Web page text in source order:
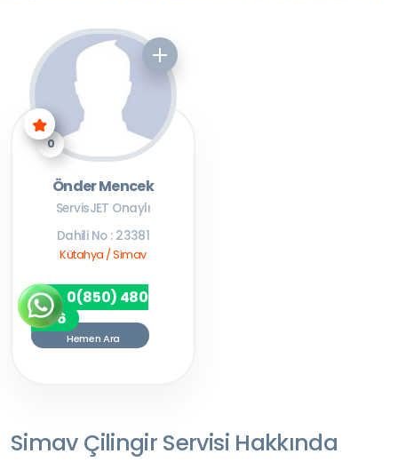
0
Önder Mencek
ServisJET Onaylı
Dahili No : 23381
Kütahya / Simav
0(850) 480
7256
Hemen Ara
Simav Çilingir Servisi Hakkında